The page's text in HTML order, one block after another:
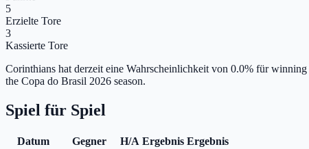
5
Erzielte Tore
3
Kassierte Tore
Corinthians hat derzeit eine Wahrscheinlichkeit von 0.0% für
the Copa do Brasil 2026 season.
Spiel für Spiel
Datum Gegner H/A Ergebnis Ergebnis